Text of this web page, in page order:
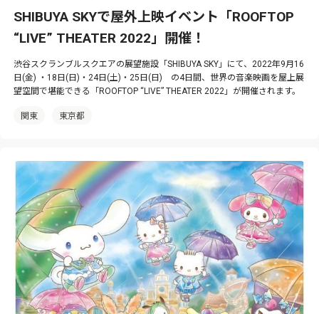
SHIBUYA SKYで屋外上映イベント「ROOFTOP
“LIVE” THEATER 2022」開催！
渋谷スクランブルスクエアの展望施設「SHIBUYA SKY」にて、2022年9月16
日(金) ・18日(日)・24日(土)・25日(日) の4日間、世界の音楽映画を屋上展
望空間で堪能できる「ROOFTOP “LIVE” THEATER 2022」が開催されます。
関東 東京都